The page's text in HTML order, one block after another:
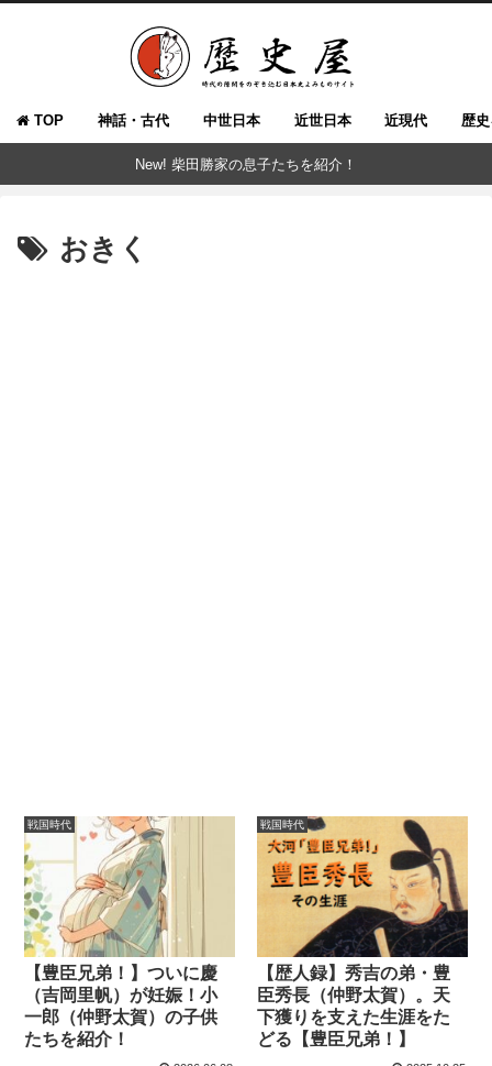
TOP 神話・古代 中世日本 近世日本 近現代 歴
New! 柴田勝家の息子たちを紹介！
おきく
戦国時代
【豊臣兄弟！】ついに慶
（吉岡里帆）が妊娠！小
一郎（仲野太賀）の子供
たちを紹介！
戦国時代
【歴人録】秀吉の弟・豊
臣秀長（仲野太賀）。天
下獲りを支えた生涯をた
どる【豊臣兄弟！】